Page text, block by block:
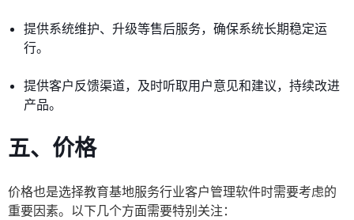
提供系统维护、升级等售后服务，确保系统长期稳定运
行。
提供客户反馈渠道，及时听取用户意见和建议，持续改进
产品。
五、价格
价格也是选择教育基地服务行业客户管理软件时需要考虑的
重要因素。以下几个方面需要特别关注：